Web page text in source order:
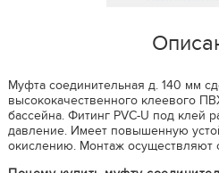
Муфта соединительная д. 140 мм
высококачественного клеевого
бассейна. Фитинг PVC-U под клей
давление. Имеет повышенную
окислению. Монтаж осуществляют